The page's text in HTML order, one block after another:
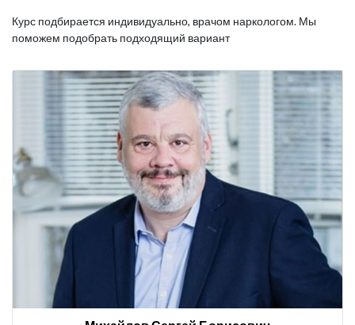
Курс подбирается индивидуально, врачом наркологом. Мы
поможем подобрать подходящий вариант